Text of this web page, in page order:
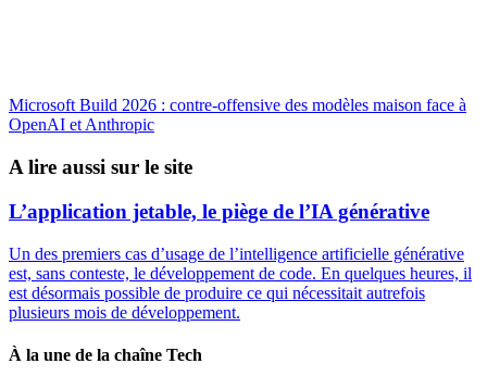
Microsoft Build 2026 : contre-offensive des modèles maison face à
OpenAI et Anthropic
A lire aussi sur le site
L’application jetable, le piège de l’IA générative
Un des premiers cas d’usage de l’intelligence artificielle générative
est, sans conteste, le développement de code. En quelques heures, il
est désormais possible de produire ce qui nécessitait autrefois
plusieurs mois de développement.
À la une de la chaîne Tech